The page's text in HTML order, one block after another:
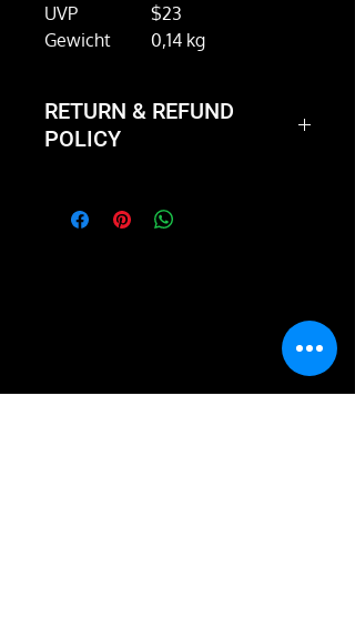
UVP
$23
Gewicht
0,14 kg
RETURN & REFUND
POLICY
We'll take it back and exchange